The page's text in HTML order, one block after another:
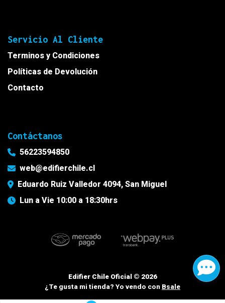
Servicio Al Cliente
Terminos y Condiciones
Políticas de Devolución
Contacto
Contáctanos
56223594850
web@edifierchile.cl
Eduardo Ruiz Valledor 4094, San Miguel
Lun a Vie 10:00 a 18:30hrs
Edifier Chile Oficial © 2026
¿Te gusta mi tienda? Yo vendo con Bsale